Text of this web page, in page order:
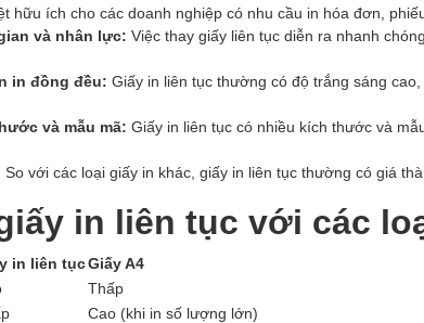
hữu ích cho các doanh nghiệp có nhu cầu in hóa đơn,
và nhân lực: Việc thay giấy liên tục diễn ra nhanh
in đồng đều: Giấy in liên tục thường có độ trắng sáng
và mẫu mã: Giấy in liên tục có nhiều kích thước và
So với các loại giấy in khác, giấy in liên tục thường có giá
in liên tục với các
in liên tụcGiấy A4
Thấp
Cao (khi in số lượng lớn)